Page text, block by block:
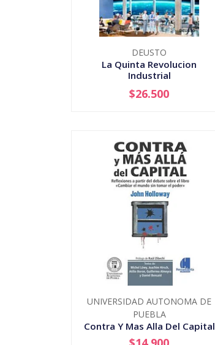
DEUSTO
La Quinta Revolucion
Industrial
+
$26.500
UNIVERSIDAD AUTONOMA DE
PUEBLA
Contra Y Mas Alla Del Capital